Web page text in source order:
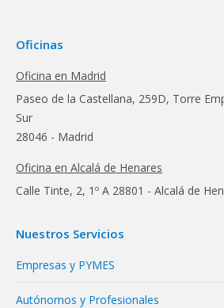
Oficinas
Oficina en Madrid
Paseo de la Castellana, 259D, Torre
Sur
28046 - Madrid
Oficina en Alcalá de Henares
Calle Tinte, 2, 1º A 28801 - Alcalá de
Nuestros Servicios
Empresas y PYMES
Autónomos y Profesionales